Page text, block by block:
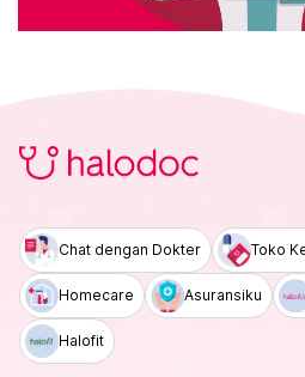
Chat dengan Dokter Toko
Homecare Asuransiku
Halofit